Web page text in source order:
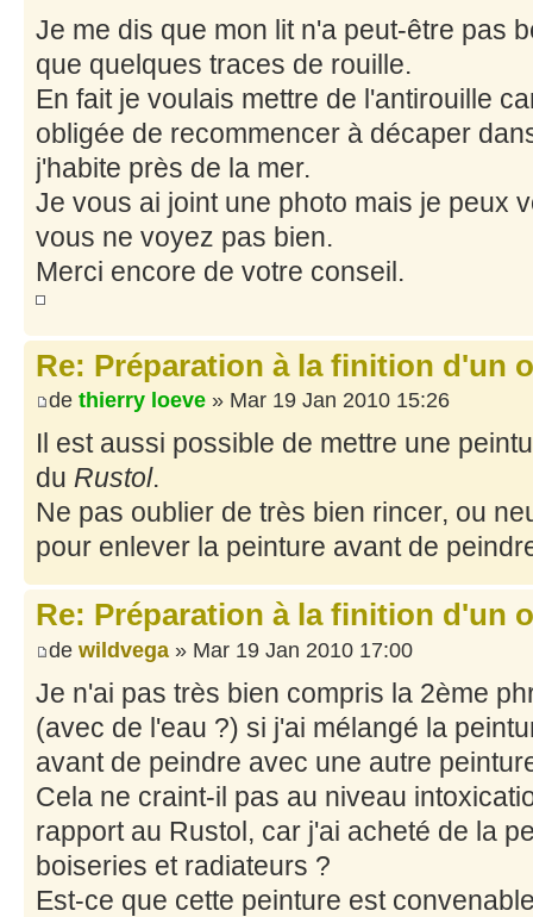
Je me dis que mon lit n'a peut-être pas
que quelques traces de rouille.
En fait je voulais mettre de l'antirouille
obligée de recommencer à décaper
j'habite près de la mer.
Je vous ai joint une photo mais je peux
vous ne voyez pas bien.
Merci encore de votre conseil.
Re: Préparation à la finition d'un
de thierry loeve » Mar 19 Jan 2010 15:26
Il est aussi possible de mettre une
du Rustol.
Ne pas oublier de très bien rincer, ou
pour enlever la peinture avant de
Re: Préparation à la finition d'un
de wildvega » Mar 19 Jan 2010 17:00
Je n'ai pas très bien compris la 2ème
(avec de l'eau ?) si j'ai mélangé la
avant de peindre avec une autre
Cela ne craint-il pas au niveau
rapport au Rustol, car j'ai acheté de la
boiseries et radiateurs ?
Est-ce que cette peinture est